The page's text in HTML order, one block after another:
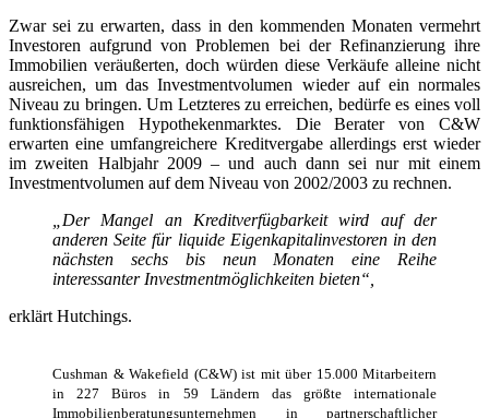
Zwar sei zu erwarten, dass in den kommenden Monaten vermehrt
Investoren aufgrund von Problemen bei der Refinanzierung ihre
Immobilien veräußerten, doch würden diese Verkäufe alleine nicht
ausreichen, um das Investmentvolumen wieder auf ein normales
Niveau zu bringen. Um Letzteres zu erreichen, bedürfe es eines voll
funktionsfähigen Hypothekenmarktes. Die Berater von C&W
erwarten eine umfangreichere Kreditvergabe allerdings erst wieder
im zweiten Halbjahr 2009 – und auch dann sei nur mit einem
Investmentvolumen auf dem Niveau von 2002/2003 zu rechnen.
„Der Mangel an Kreditverfügbarkeit wird auf der
anderen Seite für liquide Eigenkapitalinvestoren in den
nächsten sechs bis neun Monaten eine Reihe
interessanter Investmentmöglichkeiten bieten“,
erklärt Hutchings.
Cushman & Wakefield (C&W) ist mit über 15.000 Mitarbeitern
in 227 Büros in 59 Ländern das größte internationale
Immobilienberatungsunternehmen in partnerschaftlicher